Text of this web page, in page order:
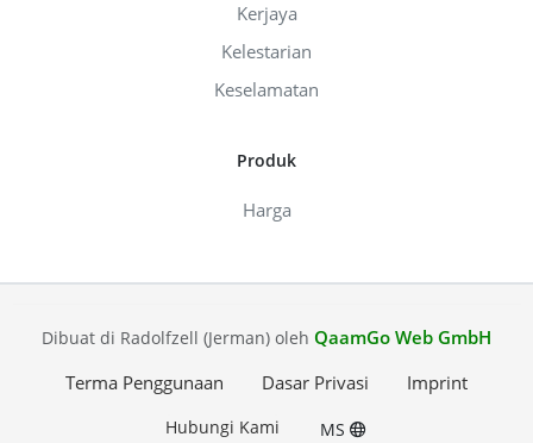
Kerjaya
Kelestarian
Keselamatan
Produk
Harga
Dibuat di Radolfzell (Jerman) oleh QaamGo Web GmbH
Terma Penggunaan
Dasar Privasi Imprint
Hubungi Kami MS